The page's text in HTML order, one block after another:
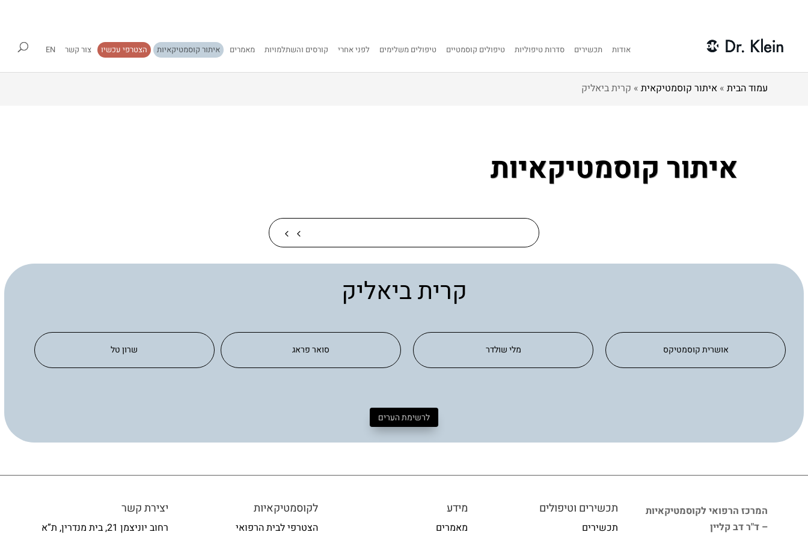
אודות תכשירים סדרות טיפוליות טיפולים קוסמטיים טיפולים משלימים לפני אחרי קורסים והשתלמויות מאמרים איתור קוסמטיקאיות הצטרפי עכשיו צור קשר EN
עמוד הבית »איתור קוסמטיקאית » קרית ביאליק
איתור קוסמטיקאיות
קרית ביאליק
אושרית קוסמטיקס מלי שולדר סואר פראג שרון טל
לרשימת הערים
יצירת קשר
רחוב יוניצמן 21, בית מנדרין, ת”א
לקוסמטיקאיות
הצטרפי לבית הרפואי
מידע
מאמרים
תכשירים וטיפולים
תכשירים
המרכז הרפואי לקוסמטיקאיות
– ד"ר דב קליין